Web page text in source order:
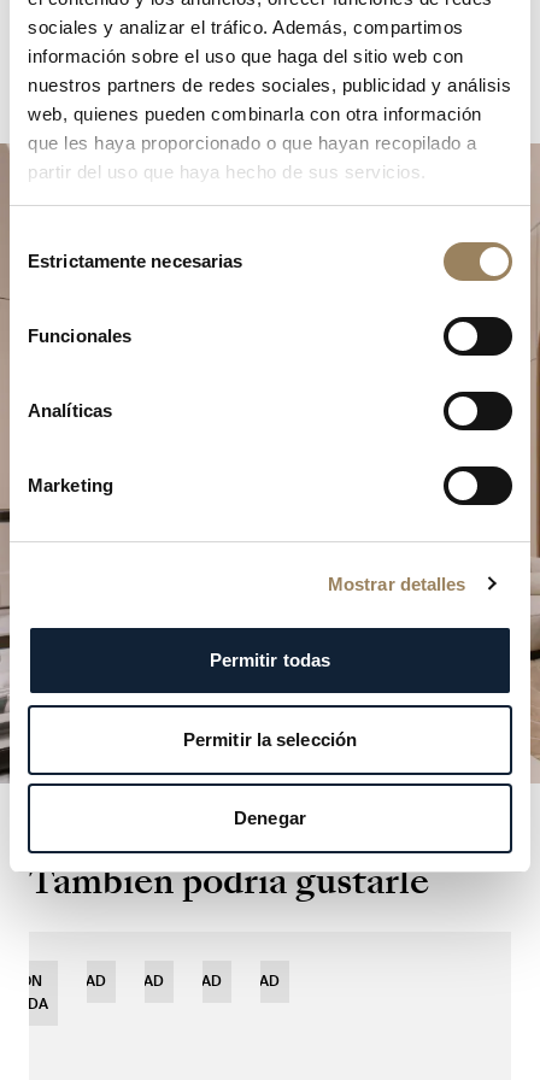
sociales y analizar el tráfico. Además, compartimos
información sobre el uso que haga del sitio web con
nuestros partners de redes sociales, publicidad y análisis
web, quienes pueden combinarla con otra información
que les haya proporcionado o que hayan recopilado a
partir del uso que haya hecho de sus servicios.
consentimiento
Estrictamente necesarias
Funcionales
Analíticas
Marketing
Mostrar detalles
Permitir todas
Permitir la selección
Denegar
PLANIFICAR SU VISITA
También podría gustarle
NOVEDADNOVEDADNOVEDADNOVEDAD